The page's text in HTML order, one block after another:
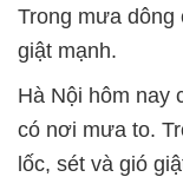
Trong mưa dông
giật mạnh.
Hà Nội hôm nay
có nơi mưa to.
lốc, sét và gió